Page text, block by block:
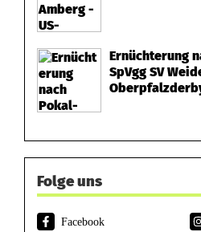
Ernüchterung
SpVgg SV
Folge uns
Facebook